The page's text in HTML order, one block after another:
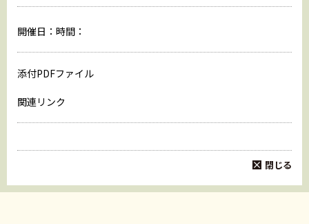
開催日： 時間：
添付PDFファイル
関連リンク
閉じる